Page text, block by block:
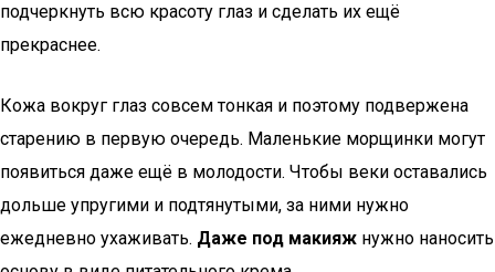
подчеркнуть всю красоту глаз и сделать их ещё
прекраснее.
Кожа вокруг глаз совсем тонкая и поэтому подвержена
старению в первую очередь. Маленькие морщинки могут
появиться даже ещё в молодости. Чтобы веки оставались
дольше упругими и подтянутыми, за ними нужно
ежедневно ухаживать. Даже под макияж нужно наносить